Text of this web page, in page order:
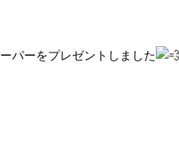
パーをプレゼントしました